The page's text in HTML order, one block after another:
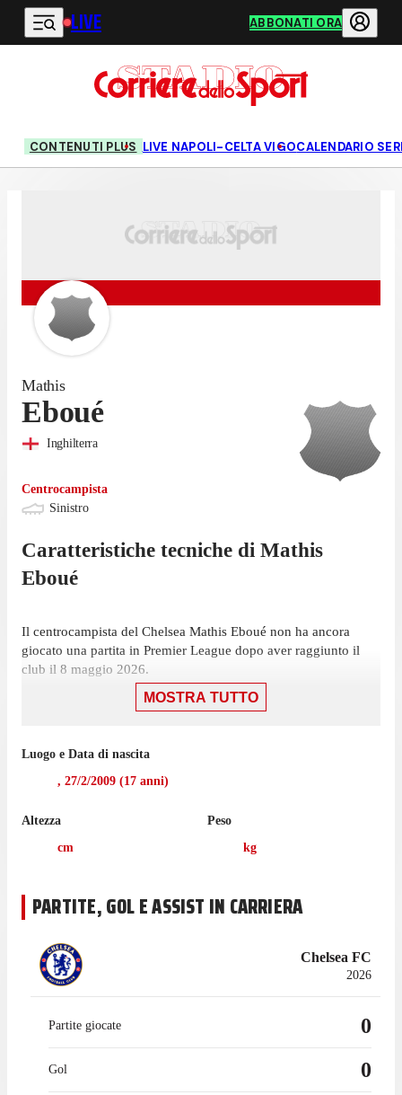
Vai al contenuto principale
LIVE ABBONATI ORA
CONTENUTI PLUS LIVE NAPOLI-CELTA VIGOCALENDARIO
Mathis
Eboué
Inghilterra
Centrocampista
Sinistro
Caratteristiche tecniche di Mathis
Eboué
Il centrocampista del Chelsea Mathis Eboué non ha ancora
giocato una partita in Premier League dopo aver raggiunto il
club il 8 maggio 2026.
MOSTRA TUTTO
Luogo e Data di nascita
, 27/2/2009 (17 anni)
Altezza
cm
Peso
kg
PARTITE, GOL E ASSIST IN CARRIERA
Chelsea FC
2026
Partite giocate 0
Gol 0